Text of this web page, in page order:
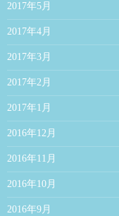
2017年5月
2017年4月
2017年3月
2017年2月
2017年1月
2016年12月
2016年11月
2016年10月
2016年9月